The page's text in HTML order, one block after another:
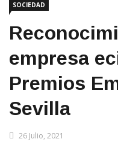
SOCIEDAD
empresa
Premios
Sevilla
26 Julio, 2021